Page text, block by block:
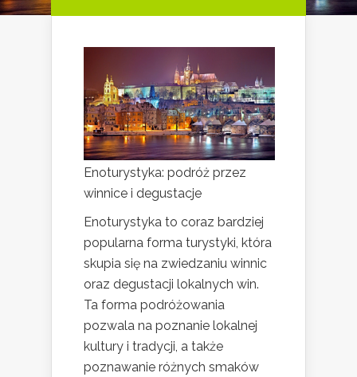
Enoturystyka: podróż przez
winnice i degustacje
Enoturystyka to coraz bardziej
popularna forma turystyki, która
skupia się na zwiedzaniu winnic
oraz degustacji lokalnych win.
Ta forma podróżowania
pozwala na poznanie lokalnej
kultury i tradycji, a także
poznawanie różnych smaków